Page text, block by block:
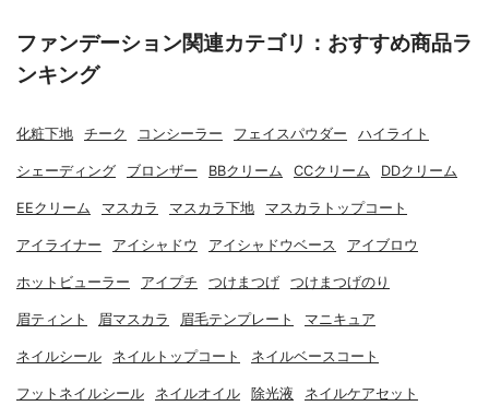
ファンデーション関連カテゴリ：おすすめ商品ラ
ンキング
化粧下地 チーク コンシーラー フェイスパウダー ハイライト
シェーディング ブロンザー BBクリーム CCクリーム DDクリーム
EEクリーム マスカラ マスカラ下地 マスカラトップコート
アイライナー アイシャドウ アイシャドウベース アイブロウ
ホットビューラー アイプチ つけまつげ つけまつげのり
眉ティント 眉マスカラ 眉毛テンプレート マニキュア
ネイルシール ネイルトップコート ネイルベースコート
フットネイルシール ネイルオイル 除光液 ネイルケアセット